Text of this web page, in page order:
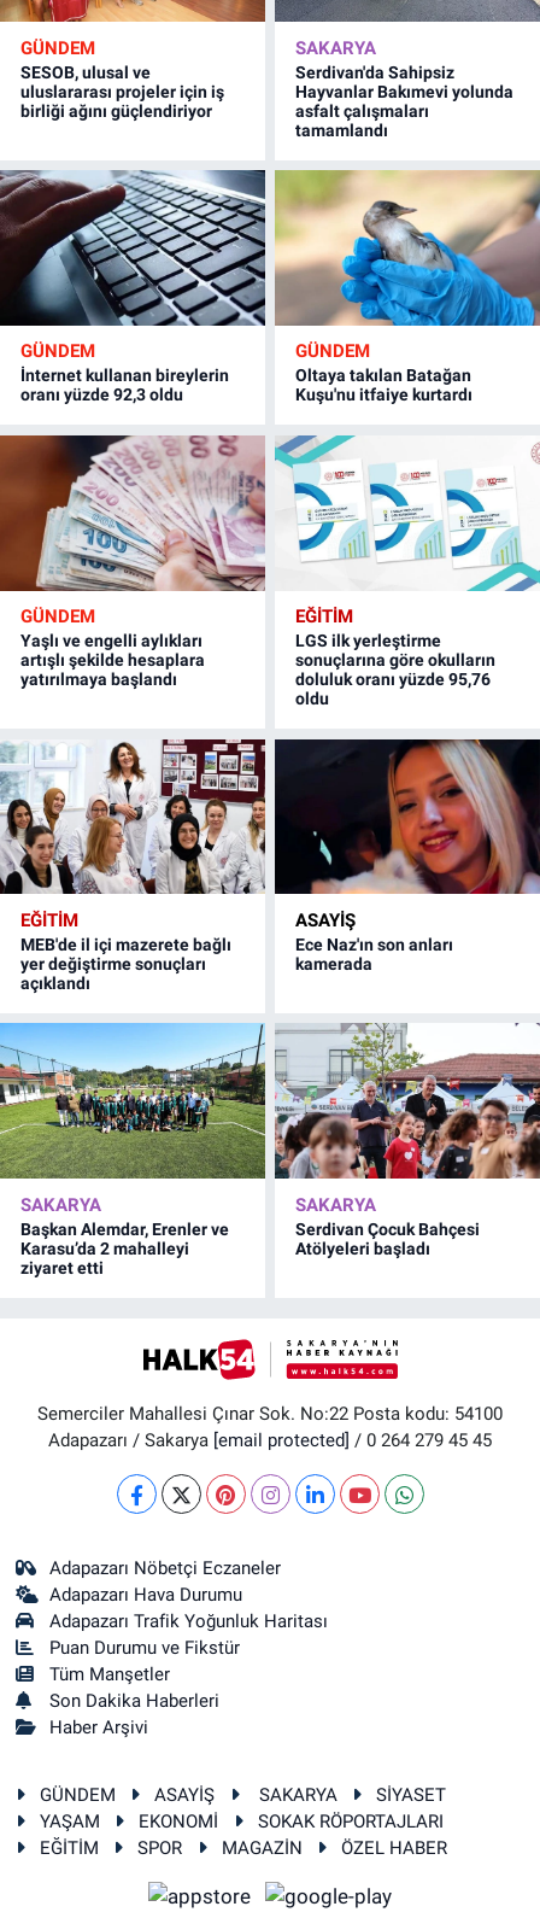
GÜNDEM
SESOB, ulusal ve
uluslararası projeler için iş
birliği ağını güçlendiriyor
SAKARYA
Serdivan'da Sahipsiz
Hayvanlar Bakımevi yolunda
asfalt çalışmaları
tamamlandı
GÜNDEM
İnternet kullanan bireylerin
oranı yüzde 92,3 oldu
GÜNDEM
Oltaya takılan Batağan
Kuşu'nu itfaiye kurtardı
GÜNDEM
Yaşlı ve engelli aylıkları
artışlı şekilde hesaplara
yatırılmaya başlandı
EĞİTİM
LGS ilk yerleştirme
sonuçlarına göre okulların
doluluk oranı yüzde 95,76
oldu
EĞİTİM
MEB'de il içi mazerete bağlı
yer değiştirme sonuçları
açıklandı
ASAYİŞ
Ece Naz'ın son anları
kamerada
SAKARYA
Başkan Alemdar, Erenler ve
Karasu’da 2 mahalleyi
ziyaret etti
SAKARYA
Serdivan Çocuk Bahçesi
Atölyeleri başladı
Semerciler Mahallesi Çınar Sok. No:22 Posta kodu: 54100
Adapazarı / Sakarya [email protected] / 0 264 279 45 45
Adapazarı Nöbetçi Eczaneler
Adapazarı Hava Durumu
Adapazarı Trafik Yoğunluk Haritası
Puan Durumu ve Fikstür
Tüm Manşetler
Son Dakika Haberleri
Haber Arşivi
GÜNDEM ASAYİŞ SAKARYA
SİYASET
YAŞAM
EKONOMİ
SOKAK RÖPORTAJLARI
EĞİTİM
SPOR MAGAZİN ÖZEL HABER